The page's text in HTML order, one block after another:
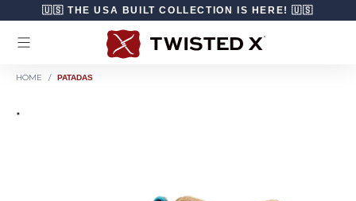
Ir directamente al contenido
🇺🇸 THE USA BUILT COLLECTION IS HERE! 🇺🇸
HOME / PATADAS